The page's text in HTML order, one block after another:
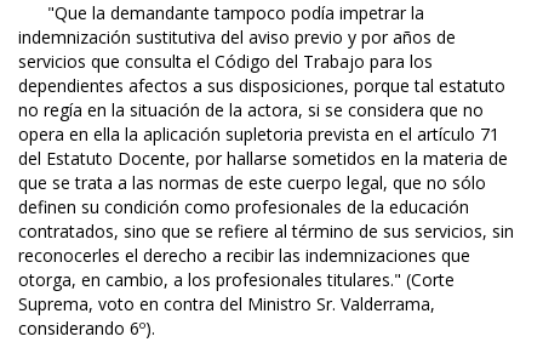
"Que la demandante tampoco podía impetrar la
indemnización sustitutiva del aviso previo y por años de
servicios que consulta el Código del Trabajo para los
dependientes afectos a sus disposiciones, porque tal estatuto
no regía en la situación de la actora, si se considera que no
opera en ella la aplicación supletoria prevista en el artículo 71
del Estatuto Docente, por hallarse sometidos en la materia de
que se trata a las normas de este cuerpo legal, que no sólo
definen su condición como profesionales de la educación
contratados, sino que se refiere al término de sus servicios, sin
reconocerles el derecho a recibir las indemnizaciones que
otorga, en cambio, a los profesionales titulares." (Corte
Suprema, voto en contra del Ministro Sr. Valderrama,
considerando 6º).